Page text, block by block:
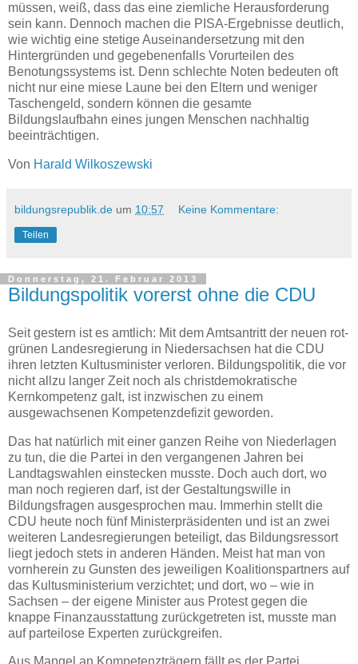
müssen, weiß, dass das eine ziemliche Herausforderung
sein kann. Dennoch machen die PISA-Ergebnisse deutlich,
wie wichtig eine stetige Auseinandersetzung mit den
Hintergründen und gegebenenfalls Vorurteilen des
Benotungssystems ist. Denn schlechte Noten bedeuten oft
nicht nur eine miese Laune bei den Eltern und weniger
Taschengeld, sondern können die gesamte
Bildungslaufbahn eines jungen Menschen nachhaltig
beeinträchtigen.
Von Harald Wilkoszewski
bildungsrepublik.de um 10:57 Keine Kommentare:
Teilen
Donnerstag, 21. Februar 2013
Bildungspolitik vorerst ohne die CDU
Seit gestern ist es amtlich: Mit dem Amtsantritt der neuen rot-
grünen Landesregierung in Niedersachsen hat die CDU
ihren letzten Kultusminister verloren. Bildungspolitik, die vor
nicht allzu langer Zeit noch als christdemokratische
Kernkompetenz galt, ist inzwischen zu einem
ausgewachsenen Kompetenzdefizit geworden.
Das hat natürlich mit einer ganzen Reihe von Niederlagen
zu tun, die die Partei in den vergangenen Jahren bei
Landtagswahlen einstecken musste. Doch auch dort, wo
man noch regieren darf, ist der Gestaltungswille in
Bildungsfragen ausgesprochen mau. Immerhin stellt die
CDU heute noch fünf Ministerpräsidenten und ist an zwei
weiteren Landesregierungen beteiligt, das Bildungsressort
liegt jedoch stets in anderen Händen. Meist hat man von
vornherein zu Gunsten des jeweiligen Koalitionspartners auf
das Kultusministerium verzichtet; und dort, wo – wie in
Sachsen – der eigene Minister aus Protest gegen die
knappe Finanzausstattung zurückgetreten ist, musste man
auf parteilose Experten zurückgreifen.